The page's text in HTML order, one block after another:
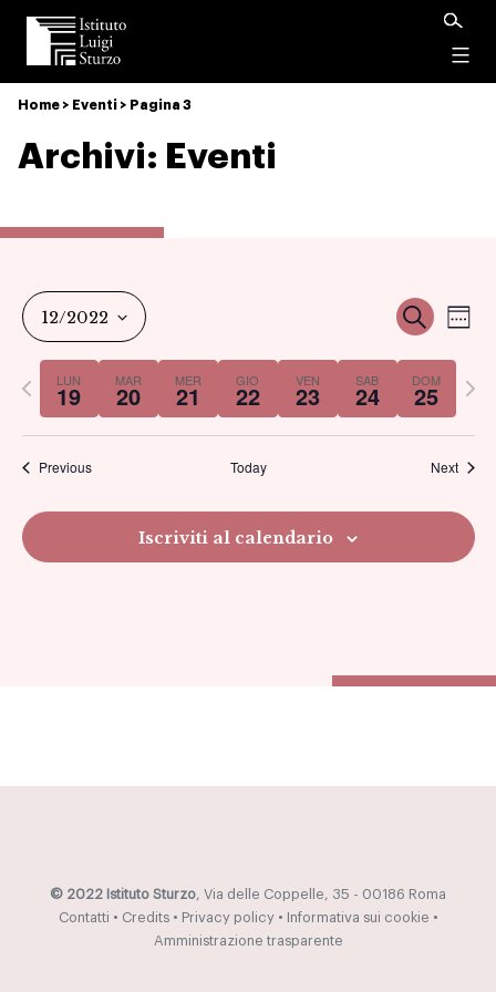
Istituto
Luigi
Sturzo
Home > Eventi > Pagina 3
Archivi: Eventi
e
viste
Cerca
12/2022
Select
date.LUN
19 MAR
20 MER
21 GIO
22 VEN
23 SAB
24 DOM
25
Previous
week
Previous Today Next
Iscriviti al calendario
© 2022 Istituto Sturzo, Via delle Coppelle, 35 - 00186 Roma
Contatti • Credits• Privacy policy• Informativa sui cookie •
Amministrazione trasparente